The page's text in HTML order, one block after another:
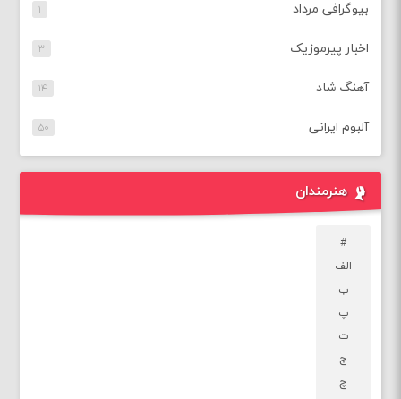
بیوگرافی مرداد ۱
اخبار پیرموزیک ۳
آهنگ شاد ۱۴
آلبوم ایرانی ۵۰
هنرمندان
#
الف
ب
پ
ت
ج
چ